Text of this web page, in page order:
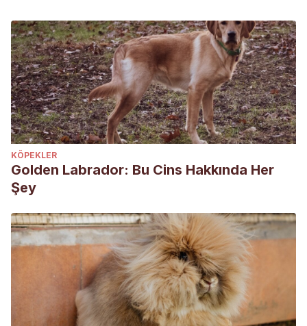
KÖPEKLER
Golden Labrador: Bu Cins Hakkında Her
Şey